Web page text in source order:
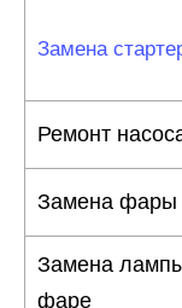
Замена
Ремонт
Замена фары
Замена
фаре